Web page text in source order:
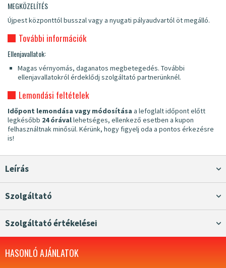
MEGKÖZELÍTÉS
Újpest központtól busszal vagy a nyugati pályaudvartól öt megálló.
További információk
Ellenjavallatok:
Magas vérnyomás, daganatos megbetegedés. További
ellenjavallatokról érdeklődj szolgáltató partnerünknél.
Lemondási feltételek
Időpont lemondása vagy módosítása a lefoglalt időpont előtt
legkésőbb 24 órávallehetséges, ellenkező esetben a kupon
felhasználtnak minősül. Kérünk, hogy figyelj oda a pontos érkezésre
is!
Leírás
Szolgáltató
Szolgáltató értékelései
HASONLÓ AJÁNLATOK